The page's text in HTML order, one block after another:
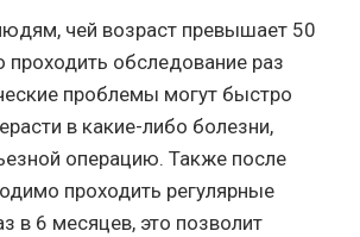
чей возраст превышает 50
проходить обследование раз
проблемы могут быстро
в какие-либо болезни,
операцию. Также после
проходить регулярные
в 6 месяцев, это позволит